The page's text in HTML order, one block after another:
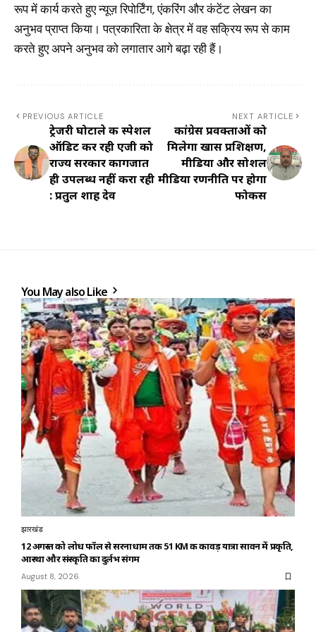
रूप में कार्य करते हुए न्यूज़ रिपोर्टिंग, एंकरिंग और कंटेंट लेखन का
अनुभव प्राप्त किया। पत्रकारिता के क्षेत्र में वह सक्रिय रूप से काम
करते हुए अपने अनुभव को लगातार आगे बढ़ा रही हैं।
PREVIOUS ARTICLE
ट्रेजरी घोटाले की स्पेशल
ऑडिट कर रही एजी को
राज्य सरकार कागजात
ही उपलब्ध नहीं करा रही
: प्रतुल शाह देव
NEXT ARTICLE
कांग्रेस प्रवक्ताओं को
मिलेगा खास प्रशिक्षण,
मीडिया और सोशल
मीडिया रणनीति पर होगा
फोकस
You May also Like
झारखंड
12 अगस्त को लोध फॉल से सरनाधाम तक 51 KM की कावड़ यात्रा सावन में प्रकृति,
आस्था और संस्कृति का दुर्लभ संगम
August 8, 2026